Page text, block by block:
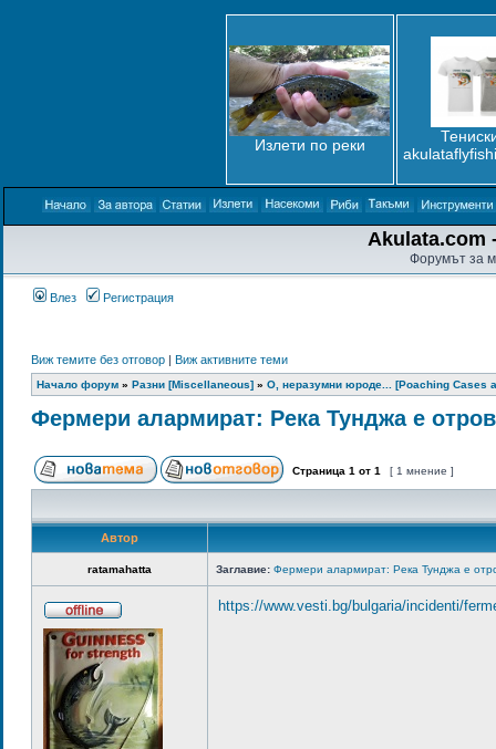
Излети по реки
Akulata.com
Форумът за
Влез Регистрация
Виж темите без отговор| Виж активните теми
Начало форум» Разни [Miscellaneous]» О, неразумни юроде... [Poaching Cases
Фермери алармират: Река Тунджа е
Страница 1 от 1 [ 1 мнение ]
Автор
ratamahatta Заглавие: Фермери алармират: Река Тунджа е
https://www.vesti.bg/bulgaria/incidenti/